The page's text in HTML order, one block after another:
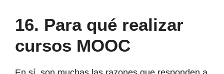
16. Para qué realizar
cursos MOOC